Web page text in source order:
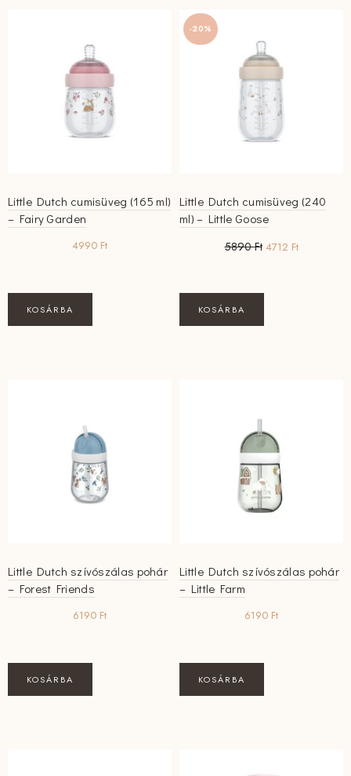
Little Dutch cumisüveg (165 ml)
– Fairy Garden
4990 Ft
KOSÁRBA
-20%
Little Dutch cumisüveg (240
ml) – Little Goose
5890Ft Original
4712 FtCurrent
KOSÁRBA
Little Dutch szívószálas pohár
– Forest Friends
6190 Ft
KOSÁRBA
Little Dutch szívószálas pohár
– Little Farm
6190 Ft
KOSÁRBA